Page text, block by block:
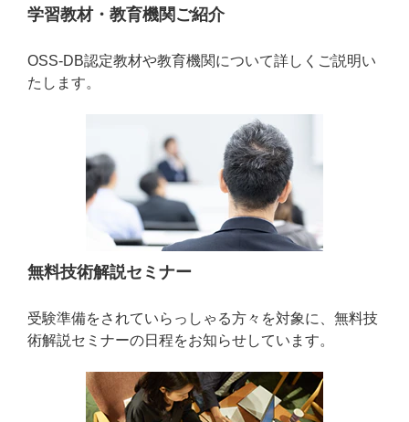
学習教材・教育機関ご紹介
OSS-DB認定教材や教育機関について詳しくご説明い
たします。
無料技術解説セミナー
受験準備をされていらっしゃる方々を対象に、無料技
術解説セミナーの日程をお知らせしています。